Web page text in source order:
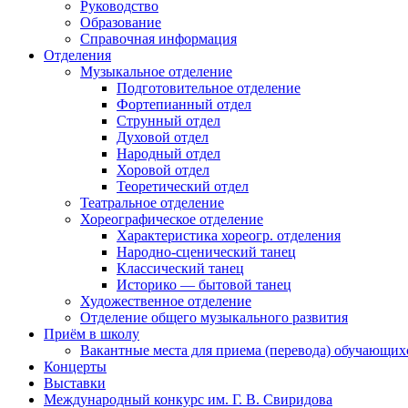
Руководство
Образование
Справочная информация
Отделения
Музыкальное отделение
Подготовительное отделение
Фортепианный отдел
Струнный отдел
Духовой отдел
Народный отдел
Хоровой отдел
Теоретический отдел
Театральное отделение
Хореографическое отделение
Характеристика хореогр. отделения
Народно-сценический танец
Классический танец
Историко — бытовой танец
Художественное отделение
Отделение общего музыкального развития
Приём в школу
Вакантные места для приема (перевода)
Концерты
Выставки
Международный конкурс им. Г. В. Свиридова